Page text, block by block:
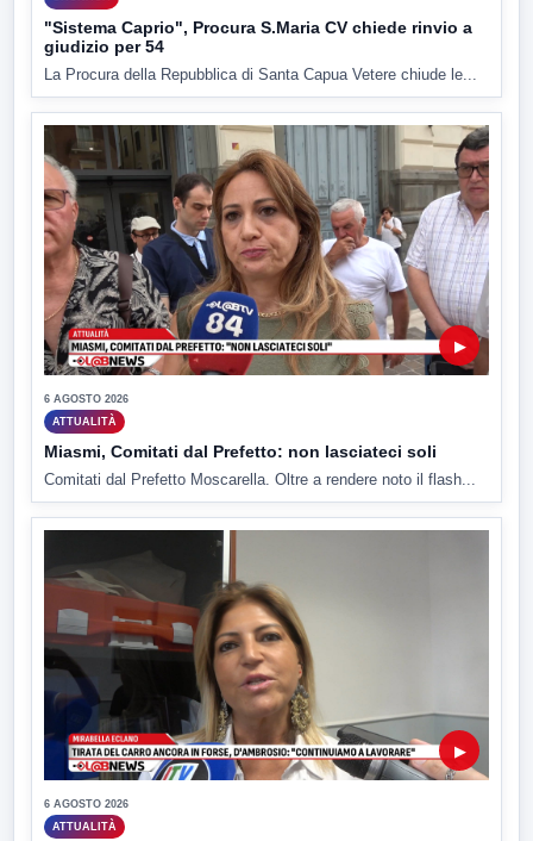
"Sistema Caprio", Procura S.Maria CV chiede rinvio a
giudizio per 54
La Procura della Repubblica di Santa Capua Vetere chiude le...
▶
6 AGOSTO 2026
ATTUALITÀ
Miasmi, Comitati dal Prefetto: non lasciateci soli
Comitati dal Prefetto Moscarella. Oltre a rendere noto il flash...
▶
6 AGOSTO 2026
ATTUALITÀ